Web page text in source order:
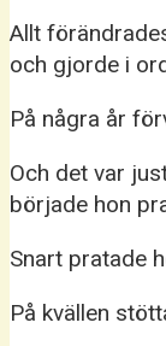
Allt
och gjorde i
På några år
Och det var
började hon
Snart pratade
På kvällen